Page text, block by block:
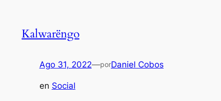
Kalwarëngo
Ago 31, 2022—porDaniel Cobos
en Social